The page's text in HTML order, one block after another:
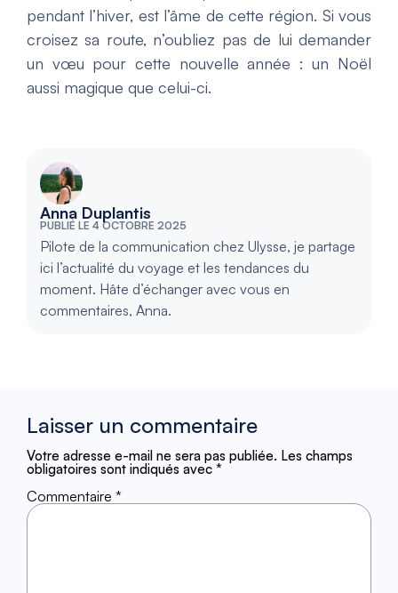
pendant l’hiver, est l’âme de cette région. Si vous
croisez sa route, n’oubliez pas de lui demander
un vœu pour cette nouvelle année : un Noël
aussi magique que celui-ci.
Anna Duplantis
PUBLIÉ LE 4 OCTOBRE 2025
Pilote de la communication chez Ulysse, je partage
ici l’actualité du voyage et les tendances du
moment. Hâte d’échanger avec vous en
commentaires, Anna.
Laisser un commentaire
Votre adresse e-mail ne sera pas publiée. Les champs
obligatoires sont indiqués avec *
Commentaire *